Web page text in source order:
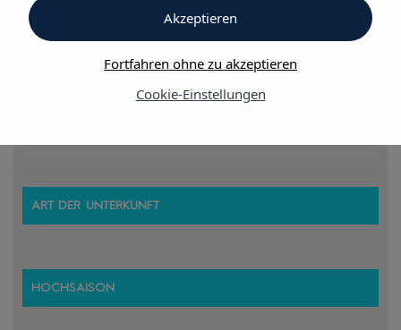
Formentera.
TARIFE DER STEUER FÜR NACHHALTIGEN
ART DER UNTERKUNFT
HOCHSAISON
Cookie-Einstellungen
Fortfahren ohne zu akzeptieren
Akzeptieren